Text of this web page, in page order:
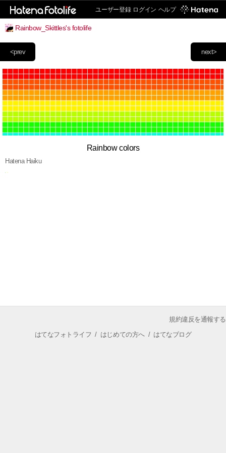
ユーザー登録 ログイン ヘルプ
Rainbow_Skittles's fotolife
next>
<prev
Rainbow colors
Hatena Haiku
規約違反を通報する
はてなフォトライフ / はじめての方へ/ はてなブログ